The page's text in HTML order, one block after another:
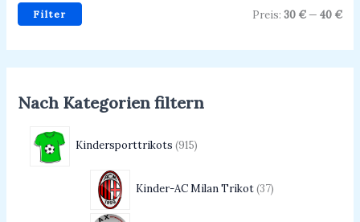
Filter Preis: 30 €— 40 €
Nach Kategorien filtern
Kindersporttrikots 915
Kinder-AC Milan Trikot 37